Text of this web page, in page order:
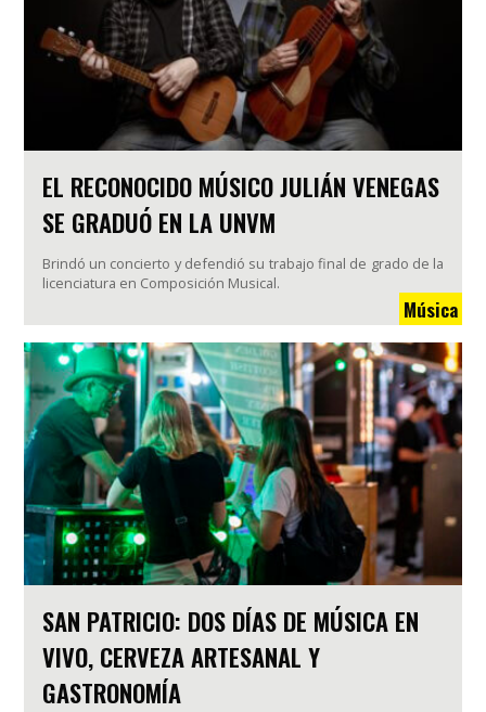
EL RECONOCIDO MÚSICO JULIÁN VENEGAS
SE GRADUÓ EN LA UNVM
Brindó un concierto y defendió su trabajo final de grado de la
licenciatura en Composición Musical.
Música
SAN PATRICIO: DOS DÍAS DE MÚSICA EN
VIVO, CERVEZA ARTESANAL Y
GASTRONOMÍA